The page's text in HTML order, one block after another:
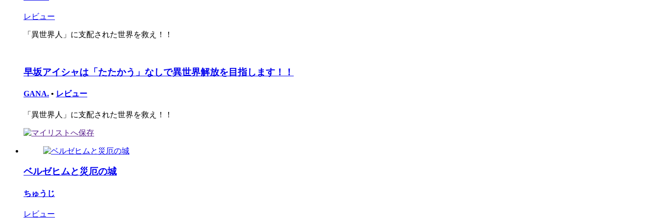
レビュー
「異世界人」に支配された世界を救え！！
早坂アイシャは「たたかう」なしで異世界解放を目指します！！
GANA. • レビュー
「異世界人」に支配された世界を救え！！
ベルゼヒムと災厄の城
ちゅうじ
レビュー